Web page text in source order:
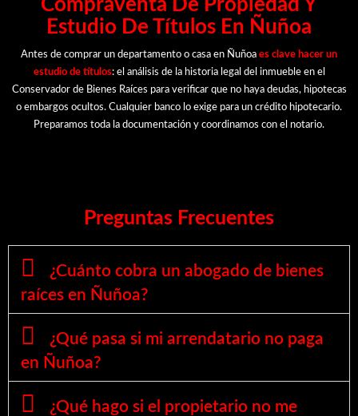
Compraventa De Propiedad Y
Estudio De Títulos En Ñuñoa
Antes de comprar un departamento o casa en Ñuñoa es clave hacer un
estudio de títulos: el análisis de la historia legal del inmueble en el
Conservador de Bienes Raíces para verificar que no haya deudas, hipotecas
o embargos ocultos. Cualquier banco lo exige para un crédito hipotecario.
Preparamos toda la documentación y coordinamos con el notario.
Preguntas Frecuentes
¿Cuánto cobra un abogado de bienes
raíces en Ñuñoa?
¿Qué pasa si mi arrendatario no paga
en Ñuñoa?
¿Qué hago si el propietario no me